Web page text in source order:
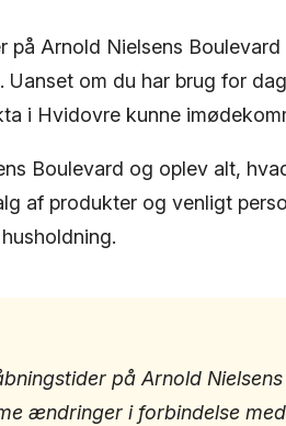
på Arnold Nielsens
om du har brug for
i Hvidovre kunne
Boulevard og oplev alt,
af produkter og venligt
på Arnold Nielsens
ændringer i forbindelse med